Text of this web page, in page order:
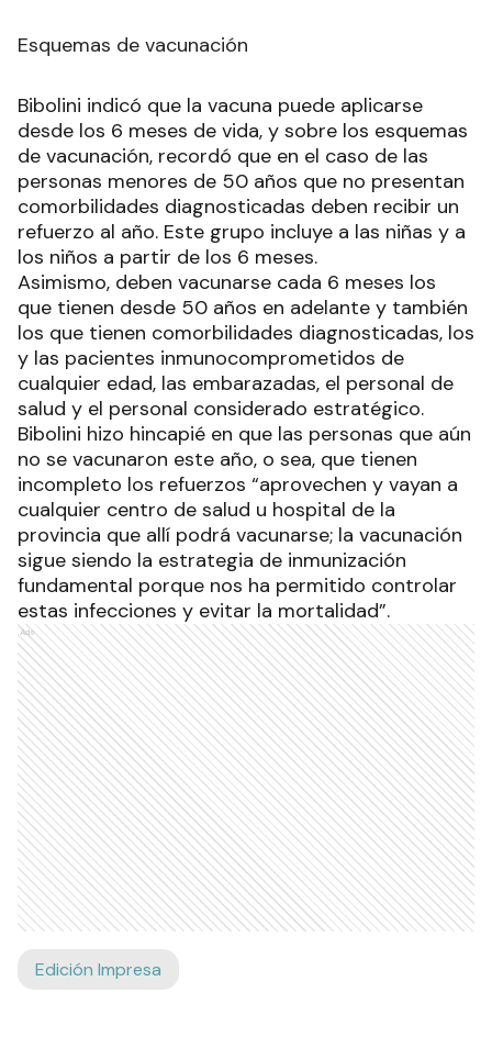
Esquemas de vacunación
Bibolini indicó que la vacuna puede aplicarse
desde los 6 meses de vida, y sobre los esquemas
de vacunación, recordó que en el caso de las
personas menores de 50 años que no presentan
comorbilidades diagnosticadas deben recibir un
refuerzo al año. Este grupo incluye a las niñas y a
los niños a partir de los 6 meses.
Asimismo, deben vacunarse cada 6 meses los
que tienen desde 50 años en adelante y también
los que tienen comorbilidades diagnosticadas, los
y las pacientes inmunocomprometidos de
cualquier edad, las embarazadas, el personal de
salud y el personal considerado estratégico.
Bibolini hizo hincapié en que las personas que aún
no se vacunaron este año, o sea, que tienen
incompleto los refuerzos “aprovechen y vayan a
cualquier centro de salud u hospital de la
provincia que allí podrá vacunarse; la vacunación
sigue siendo la estrategia de inmunización
fundamental porque nos ha permitido controlar
estas infecciones y evitar la mortalidad”.
Ads
Edición Impresa